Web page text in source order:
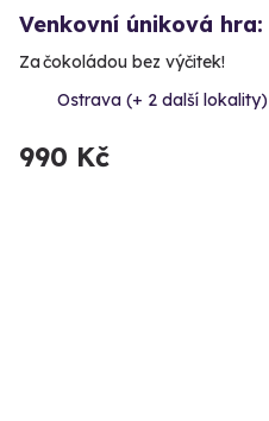
Venkovní úniková
Za čokoládou bez výčitek!
Ostrava (+ 2 další lokality)
990 Kč